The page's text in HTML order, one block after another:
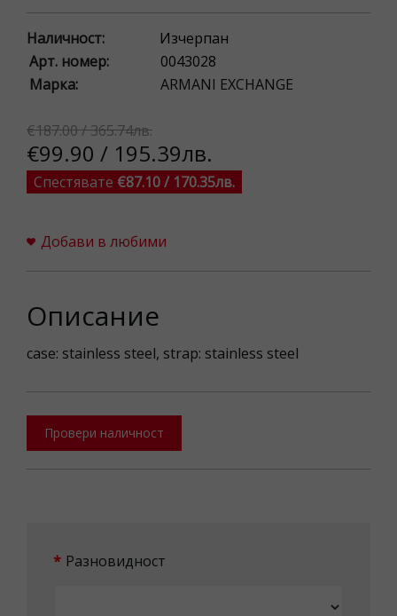
Наличност:
Изчерпан
Арт. номер:
0043028
Марка:
ARMANI EXCHANGE
€187.00 / 365.74лв.
€99.90 / 195.39лв.
Спестявате €87.10 / 170.35лв.
Добави в любими
Описание
case: stainless steel, strap: stainless steel
Провери наличност
Разновидност